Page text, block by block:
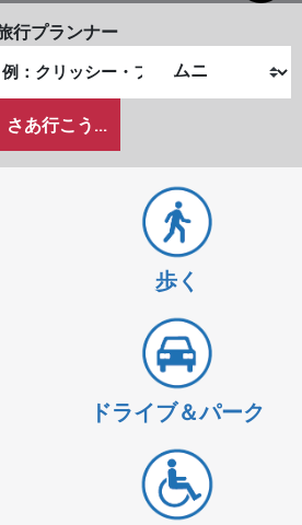
行プランナー
終
了
が
ど
さあ行こう...
歩く
ドライブ＆パーク